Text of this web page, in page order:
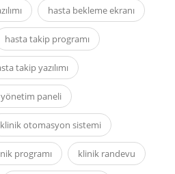
hasta bekleme ekranı
hasta takip programı
takip yazılımı
paneli
klinik otomasyon sistemi
programı klinik randevu